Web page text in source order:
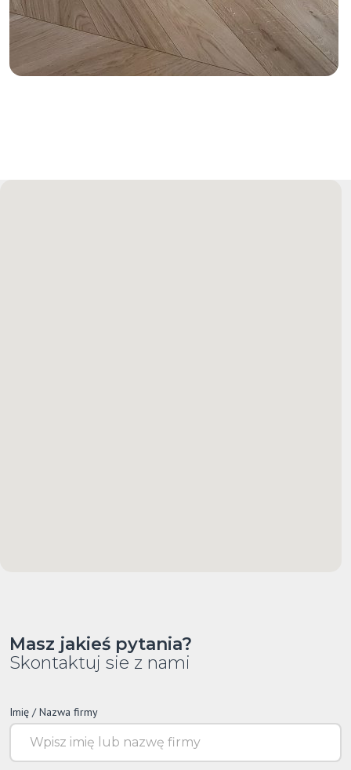
Masz jakieś pytania?
Skontaktuj sie z nami
Imię / Nazwa firmy